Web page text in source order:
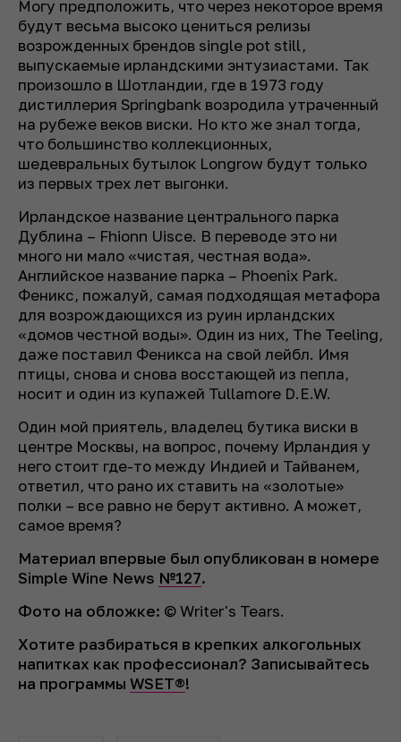
Могу предположить, что через некоторое время
будут весьма высоко цениться релизы
возрожденных брендов single pot still,
выпускаемые ирландскими энтузиастами. Так
произошло в Шотландии, где в 1973 году
дистиллерия Springbank возродила утраченный
на рубеже веков виски. Но кто же знал тогда,
что большинство коллекционных,
шедевральных бутылок Longrow будут только
из первых трех лет выгонки.
Ирландское название центрального парка
Дублина – Fhionn Uisce. В переводе это ни
много ни мало «чистая, честная вода».
Английское название парка – Phoenix Park.
Феникс, пожалуй, самая подходящая метафора
для возрождающихся из руин ирландских
«домов честной воды». Один из них, The Teeling,
даже поставил Феникса на свой лейбл. Имя
птицы, снова и снова восстающей из пепла,
носит и один из купажей Tullamore D.E.W.
Один мой приятель, владелец бутика виски в
центре Москвы, на вопрос, почему Ирландия у
него стоит где-то между Индией и Тайванем,
ответил, что рано их ставить на «золотые»
полки – все равно не берут активно. А может,
самое время?
Материал впервые был опубликован в номере
Simple Wine News №127.
Фото на обложке: © Writer's Tears.
Хотите разбираться в крепких алкогольных
напитках как профессионал? Записывайтесь
на программы WSET®!